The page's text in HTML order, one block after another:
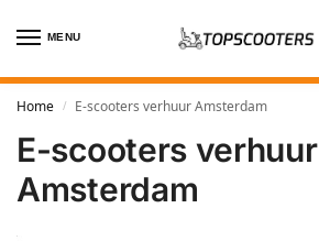
MENU
Home / E-scooters verhuur Amsterdam
E-scooters verhuur
Amsterdam